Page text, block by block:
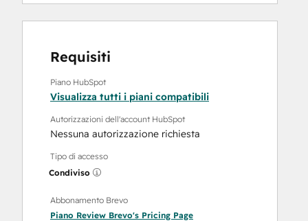
Requisiti
Piano HubSpot
Visualizza tutti i piani compatibili
Autorizzazioni dell'account HubSpot
Nessuna autorizzazione richiesta
Tipo di accesso
Condiviso
Abbonamento Brevo
Piano Review Brevo's Pricing Page